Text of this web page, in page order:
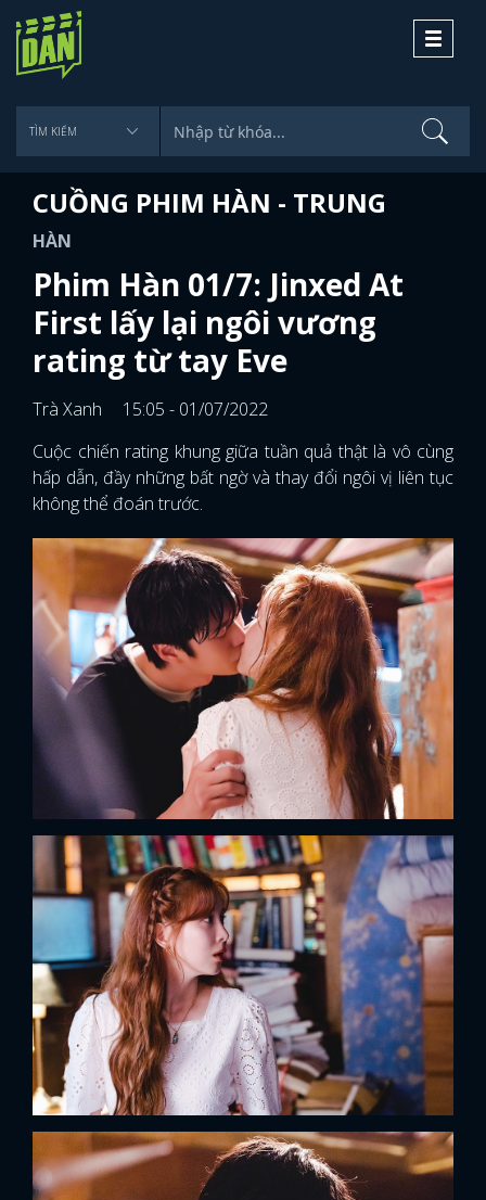
Toggle
CUỒNG PHIM HÀN - TRUNG
HÀN
Phim Hàn 01/7: Jinxed At
First lấy lại ngôi vương
rating từ tay Eve
Trà Xanh
15:05 - 01/07/2022
Cuộc chiến rating khung giữa tuần quả thật là vô cùng
hấp dẫn, đầy những bất ngờ và thay đổi ngôi vị liên tục
không thể đoán trước.